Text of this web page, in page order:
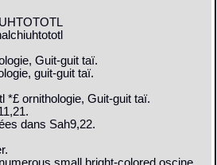
Guit-guit taï.
guit-guit taï.
*£ ornithologie, Guit-guit taï.
dans Sah9,22.